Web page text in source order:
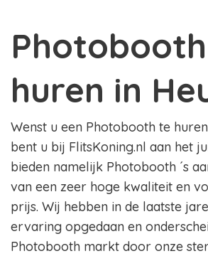
Photobooth
huren in
Wenst u een Photobooth te
bent u bij FlitsKoning.nl aan het
bieden namelijk Photobooth ´s
van een zeer hoge kwaliteit en
prijs. Wij hebben in de laatste
ervaring opgedaan en
Photobooth markt door onze